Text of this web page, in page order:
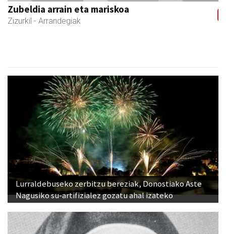
Zubeldia arrain eta mariskoa
Zizurkil - Arrandegiak
Lurraldebuseko zerbitzu bereziak, Donostiako Aste
Nagusiko su-artifizialez gozatu ahal izateko